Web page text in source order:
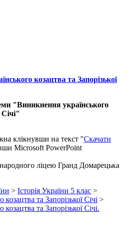
козацтва та Запорізької
"Виникнення українського
клікнувши на текст "Скачати
Microsoft PowerPoint
ліцею Гранд Домарецька
> Історія України 5 клас >
та Запорізької Січі >
та Запорізької Січі.